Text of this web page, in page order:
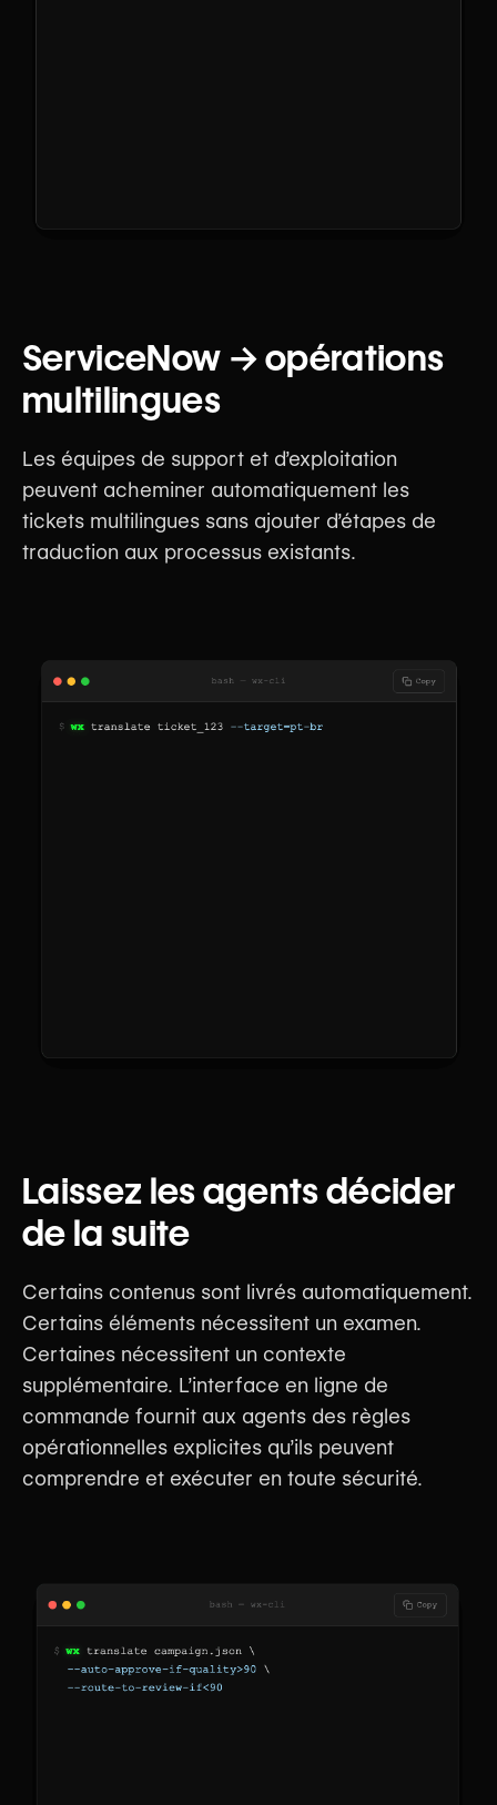
ServiceNow → opérations
multilingues
Les équipes de support et d’exploitation
peuvent acheminer automatiquement les
tickets multilingues sans ajouter d’étapes de
traduction aux processus existants.
Laissez les agents décider
de la suite
Certains contenus sont livrés automatiquement.
Certains éléments nécessitent un examen.
Certaines nécessitent un contexte
supplémentaire. L’interface en ligne de
commande fournit aux agents des règles
opérationnelles explicites qu’ils peuvent
comprendre et exécuter en toute sécurité.